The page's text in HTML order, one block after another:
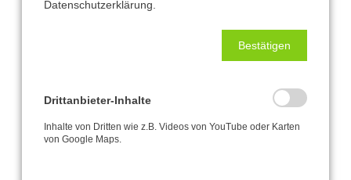
Bereichen Technik und Wirtschaft.
Die Vergabe von Stipendien für Auslandsaufenthalte
ausländische Studierende in Mosbach und Bad
Datenschutzerklärung.
Bestätigen
Drittanbieter-Inhalte
Inhalte von Dritten wie z.B. Videos von YouTube oder Karten
von Google Maps.